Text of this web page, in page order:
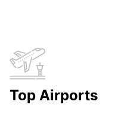
Top Airports